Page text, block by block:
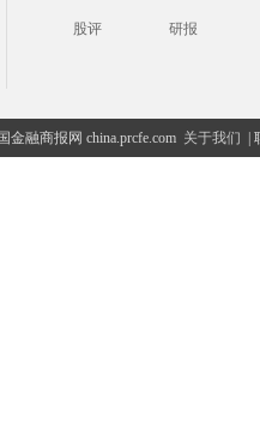
股评 研报
金融商报网 china.prcfe.com 关于我们 |